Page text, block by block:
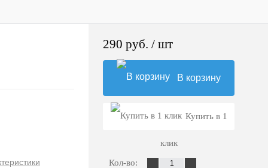
290 руб. / шт
В корзину
Купить в 1
клик
Кол-во: